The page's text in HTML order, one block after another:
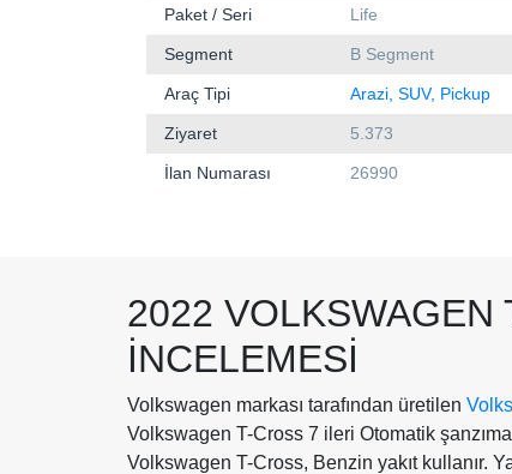
Paket / Seri Life
Segment B Segment
Araç Tipi Arazi, SUV, Pickup
Ziyaret 5.373
İlan Numarası 26990
2022 VOLKSWAGEN
İNCELEMESI
Volkswagen markası tarafından üretilen
Volkswagen T-Cross 7 ileri Otomatik
Volkswagen T-Cross, Benzin yakıt kullanır.